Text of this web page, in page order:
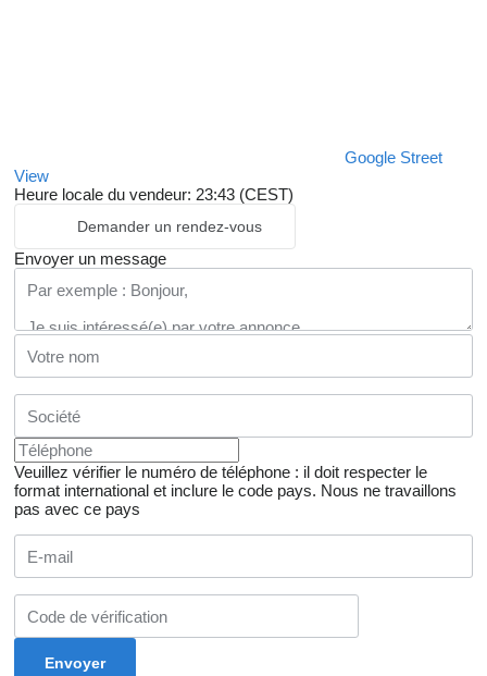
Google Street
View
Heure locale du vendeur: 23:43 (CEST)
Demander un rendez-vous
Envoyer un message
Veuillez vérifier le numéro de téléphone : il doit respecter le
format international et inclure le code pays. Nous ne travaillons
pas avec ce pays